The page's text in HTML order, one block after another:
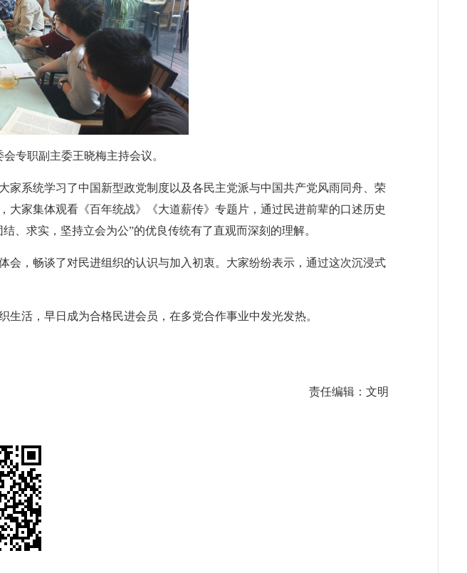
会专职副主委王晓梅主持会议。
大家系统学习了中国新型政党制度以及各民主党派与中国共产党风雨同舟、荣
大家集体观看《百年统战》《大道薪传》专题片， 通过民进前辈的口述历史
、求实，坚持立会为公”的优良传统有了直观而深刻的理解。
会，畅谈了对民进组织的认识与加入初衷。大家纷纷表示，通过这次沉浸式
生活，早日成为合格民进会员，在多党合作事业中发光发热。
责任编辑：文明